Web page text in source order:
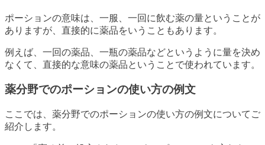
ポーションの意味は、一服、一回に飲む薬の量ということが
ありますが、直接的に薬品をいうこともあります。
例えば、一回の薬品、一瓶の薬品などというように量を決め
なくて、直接的な意味の薬品ということで使われています。
薬分野でのポーションの使い方の例文
ここでは、薬分野でのポーションの使い方の例文についてご
紹介します。